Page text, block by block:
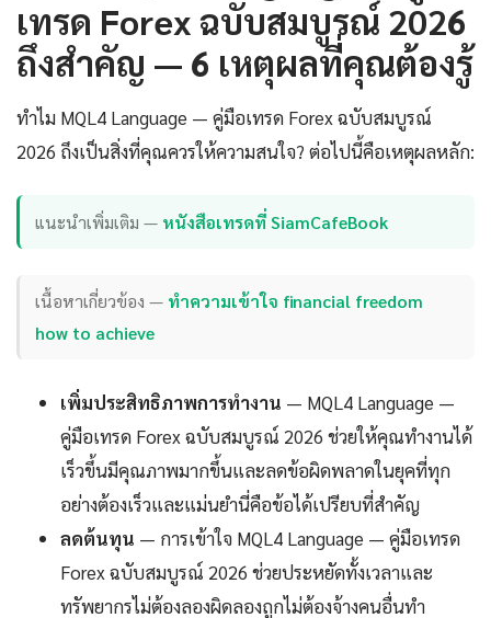
เทรด Forex ฉบับสมบูรณ์ 2026
ถึงสำคัญ — 6 เหตุผลที่คุณต้องรู้
ทำไม MQL4 Language — คู่มือเทรด Forex ฉบับสมบูรณ์
2026 ถึงเป็นสิ่งที่คุณควรให้ความสนใจ? ต่อไปนี้คือเหตุผลหลัก:
แนะนำเพิ่มเติม — หนังสือเทรดที่ SiamCafeBook
เนื้อหาเกี่ยวข้อง — ทำความเข้าใจ financial freedom
how to achieve
เพิ่มประสิทธิภาพการทำงาน — MQL4 Language —
คู่มือเทรด Forex ฉบับสมบูรณ์ 2026 ช่วยให้คุณทำงานได้
เร็วขึ้นมีคุณภาพมากขึ้นและลดข้อผิดพลาดในยุคที่ทุก
อย่างต้องเร็วและแม่นยำนี่คือข้อได้เปรียบที่สำคัญ
ลดต้นทุน — การเข้าใจ MQL4 Language — คู่มือเทรด
Forex ฉบับสมบูรณ์ 2026 ช่วยประหยัดทั้งเวลาและ
ทรัพยากรไม่ต้องลองผิดลองถูกไม่ต้องจ้างคนอื่นทำ